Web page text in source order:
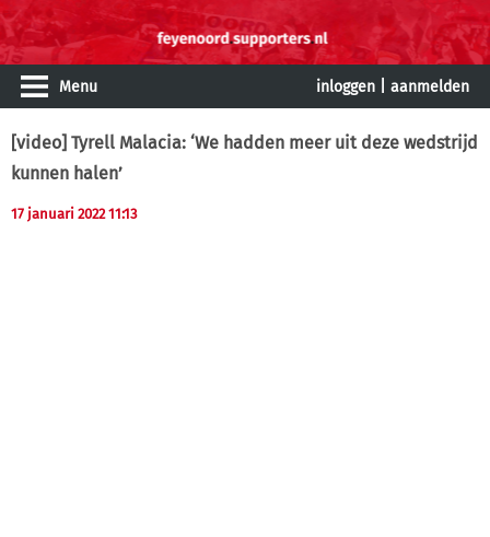
Menu inloggen aanmelden
[video] Tyrell Malacia: ‘We hadden meer uit deze wedstrijd
kunnen halen’
17 januari 2022 11:13